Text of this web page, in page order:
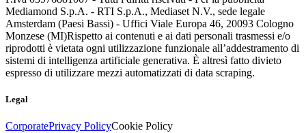
Mediamond S.p.A. - RTI S.p.A., Mediaset N.V., sede legale
Amsterdam (Paesi Bassi) - Uffici Viale Europa 46, 20093 Cologno
Monzese (MI)Rispetto ai contenuti e ai dati personali trasmessi e/o
riprodotti è vietata ogni utilizzazione funzionale all’addestramento di
sistemi di intelligenza artificiale generativa. È altresì fatto divieto
espresso di utilizzare mezzi automatizzati di data scraping.
Legal
CorporatePrivacy PolicyCookie Policy